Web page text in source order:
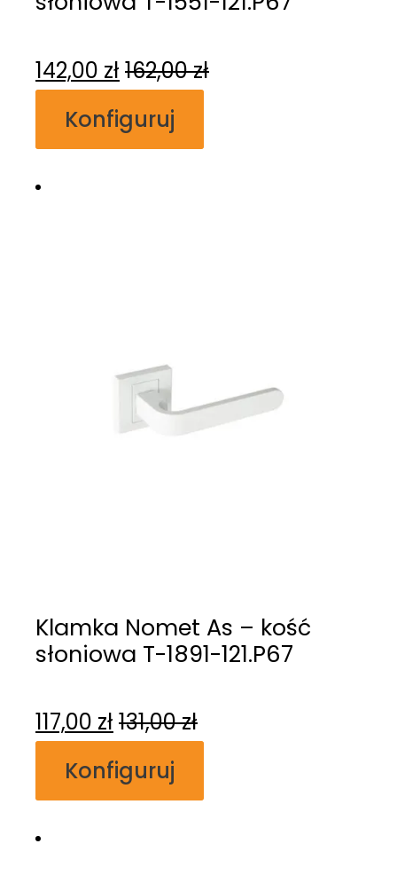
142,00 zł 162,00zł
Konfiguruj
Klamka Nomet As – kość
słoniowa T-1891-121.P67
117,00 zł 131,00zł
Konfiguruj